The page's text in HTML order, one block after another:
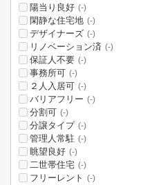
陽当り良好 (-)
閑静な住宅地 (-)
デザイナーズ (-)
リノベーション済 (-)
保証人不要 (-)
事務所可 (-)
２人入居可 (-)
バリアフリー (-)
分割可 (-)
分譲タイプ (-)
管理人常駐 (-)
眺望良好 (-)
二世帯住宅 (-)
フリーレント (-)